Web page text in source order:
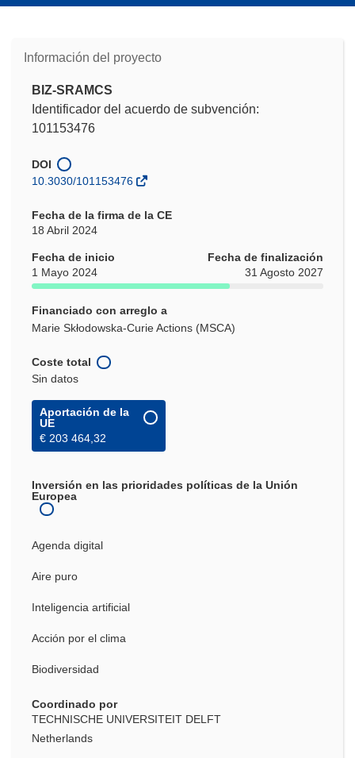
Información del proyecto
BIZ-SRAMCS
Identificador del acuerdo de subvención:
101153476
DOI
10.3030/101153476
Fecha de la firma de la CE
18 Abril 2024
Fecha de inicio
1 Mayo 2024
Fecha de finalización
31 Agosto 2027
Financiado con arreglo a
Marie Skłodowska-Curie Actions (MSCA)
Coste total
Sin datos
Aportación de la
UE
€ 203 464,32
Inversión en las prioridades políticas de la Unión
Europea
Agenda digital
Aire puro
Inteligencia artificial
Acción por el clima
Biodiversidad
Coordinado por
TECHNISCHE UNIVERSITEIT DELFT
Netherlands